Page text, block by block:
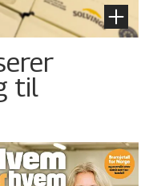
til